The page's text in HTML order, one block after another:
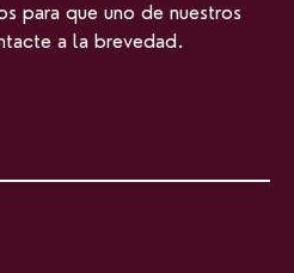
para que uno de nuestros
a la brevedad.